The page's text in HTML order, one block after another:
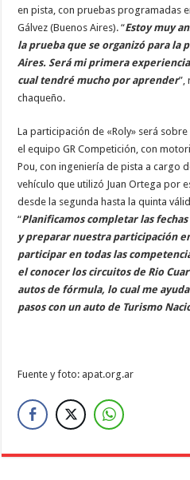
en pista, con pruebas programadas
Gálvez (Buenos Aires). “Estoy muy
la prueba que se organizó para la
Aires. Será mi primera
cual tendré mucho por aprender”,
chaqueño.
La participación de «Roly» será
el equipo GR Competición, con
Pou, con ingeniería de pista a cargo
vehículo que utilizó Juan Ortega por
desde la segunda hasta la quinta
“Planificamos completar las
y preparar nuestra participación
participar en todas las
el conocer los circuitos de Rio
autos de fórmula, lo cual me
pasos con un auto de Turismo
Fuente y foto: apat.org.ar